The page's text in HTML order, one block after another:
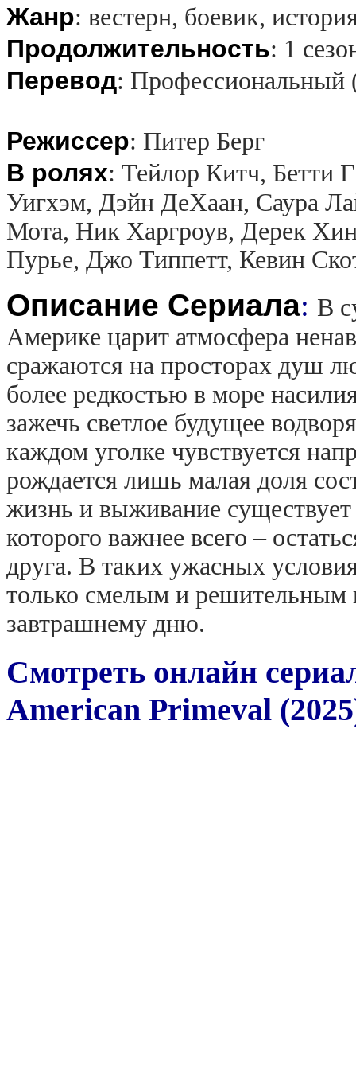
Жанр: вестерн, боевик,
Продолжительность: 1
Перевод: Профессиональный
Режиссер: Питер Берг
В ролях: Тейлор Китч, Бетти
Уигхэм, Дэйн ДеХаан, Саура
Мота, Ник Харгроув, Дерек
Пурье, Джо Типпетт, Кевин
Описание Сериала: В
Америке царит атмосфера
сражаются на просторах душ
более редкостью в море
зажечь светлое будущее
каждом уголке чувствуется
рождается лишь малая доля
жизнь и выживание существует
которого важнее всего –
друга. В таких ужасных
только смелым и решительным
завтрашнему дню.
Смотреть онлайн
American Primeval